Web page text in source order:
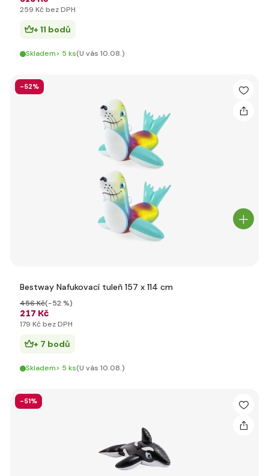
259 Kč bez DPH
+ 11 bodů
Skladem> 5 ks(U vás 10.08.)
-52%
Bestway Nafukovací tuleň 157 x 114 cm
217 Kč
456 Kč(-52 %)
179 Kč bez DPH
+ 7 bodů
Skladem> 5 ks(U vás 10.08.)
-51%